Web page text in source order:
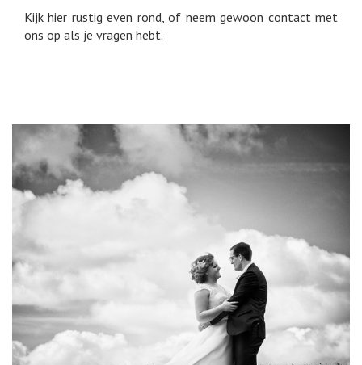
hebben mogen maken.
gesprek om alle wensen door te nemen.
Kijk hier rustig even rond, of neem gewoon contact met
ons op als je vragen hebt.